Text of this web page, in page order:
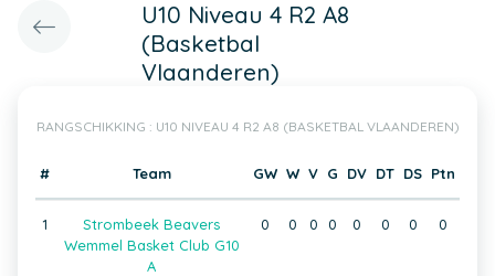
U10 Niveau 4 R2 A8
(Basketbal
Vlaanderen)
RANGSCHIKKING : U10 NIVEAU 4 R2 A8 (BASKETBAL VLAANDEREN)
# Team GW W V G DV DT DS Ptn
1
Strombeek Beavers
Wemmel Basket Club G10
A
0 0 0 0 0 0 0 0